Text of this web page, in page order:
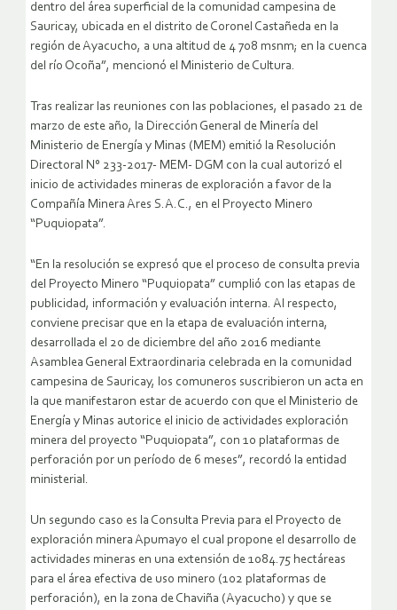
dentro del área superficial de la comunidad campesina de
Sauricay, ubicada en el distrito de Coronel Castañeda en la
región de Ayacucho, a una altitud de 4 708 msnm; en la cuenca
del río Ocoña”, mencionó el Ministerio de Cultura.
Tras realizar las reuniones con las poblaciones, el pasado 21 de
marzo de este año, la Dirección General de Minería del
Ministerio de Energía y Minas (MEM) emitió la Resolución
Directoral N° 233-2017- MEM- DGM con la cual autorizó el
inicio de actividades mineras de exploración a favor de la
Compañía Minera Ares S.A.C., en el Proyecto Minero
“Puquiopata”.
“En la resolución se expresó que el proceso de consulta previa
del Proyecto Minero “Puquiopata” cumplió con las etapas de
publicidad, información y evaluación interna. Al respecto,
conviene precisar que en la etapa de evaluación interna,
desarrollada el 20 de diciembre del año 2016 mediante
Asamblea General Extraordinaria celebrada en la comunidad
campesina de Sauricay, los comuneros suscribieron un acta en
la que manifestaron estar de acuerdo con que el Ministerio de
Energía y Minas autorice el inicio de actividades exploración
minera del proyecto “Puquiopata”, con 10 plataformas de
perforación por un período de 6 meses”, recordó la entidad
ministerial.
Un segundo caso es la Consulta Previa para el Proyecto de
exploración minera Apumayo el cual propone el desarrollo de
actividades mineras en una extensión de 1084.75 hectáreas
para el área efectiva de uso minero (102 plataformas de
perforación), en la zona de Chaviña (Ayacucho) y que se